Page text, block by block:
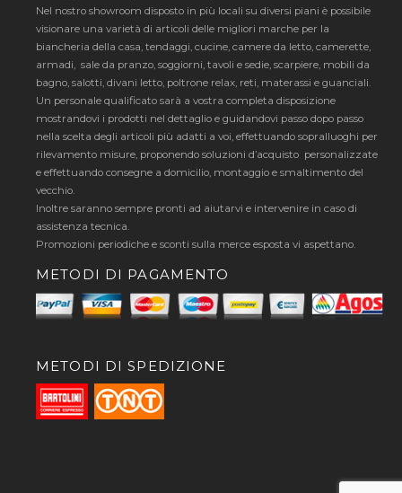
Nel nostro showroom disposto in più locali su diversi piani è possibile
visionare una varietà di articoli delle migliori marche per la
biancheria della casa, tendaggi, cucine, camere da letto, camerette,
armadi, sale da pranzo, soggiorni, tavoli e sedie, scarpiere, mobili da
bagno, salotti, divani letto, poltrone relax, reti, materassi e guanciali.
Un personale qualificato sarà a vostra completa disposizione
mostrandovi i prodotti nel dettaglio e guidandovi passo dopo passo
nella scelta degli articoli più adatti a voi, effettuando sopralluoghi per
rilevamento misure, proponendo soluzioni d’acquisto personalizzate
e effettuando consegne a domicilio, montaggio e smaltimento del
vecchio.
Inoltre saranno sempre pronti ad aiutarvi e intervenire in caso di
assistenza tecnica.
Promozioni periodiche e sconti sulla merce esposta vi aspettano.
METODI DI PAGAMENTO
METODI DI SPEDIZIONE